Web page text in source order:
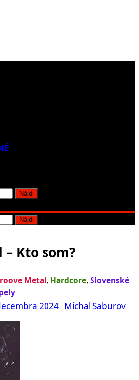
Kto som?
Metal, Hardcore, Slovenské
2024 Michal Saburov